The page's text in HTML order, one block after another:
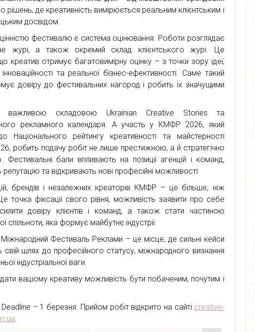
рішень, де креативність вимірюється реальним клієнтським і
досвідом.
фестивалю є система оцінювання. Роботи розглядає
журі, а також окремий склад клієнтського журі. Це
креатив отримує багатовимірну оцінку – з точки зору ідеї,
інноваційності та реальної бізнес-ефективності. Саме такий
довіру до фестивальних нагород і робить їх значущими
складовою Ukrainian Creative Stories та
рекламного календаря. А участь у КМФР 2026, який
Національного рейтингу креативності та майстерності
робить подачу робіт не лише престижною, а й стратегічно
Фестивальні бали впливають на позиції агенцій і команд,
та відкривають нові професійні можливості.
брендів і незалежних креаторів КМФР – це більше, ніж
точка фіксації свого рівня, можливість заявити про себе
довіру клієнтів і команд, а також стати частиною
спільноти, яка формує майбутнє індустрії.
Міжнародний Фестиваль Реклами – це місце, де сильні кейси
свій шлях до професійного статусу, міжнародного визнання
індустріальної ваги.
вашому креативу можливість бути побаченим, почутим і
– 1 березня. Прийом робіт відкрито на сайті creative-